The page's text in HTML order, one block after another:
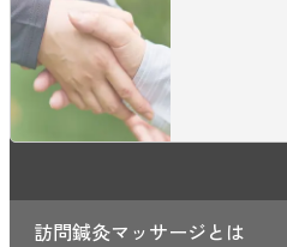
訪問鍼灸マッサージとは